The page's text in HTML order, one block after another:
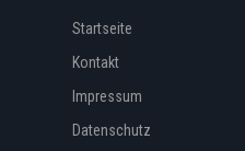
Startseite
Kontakt
Impressum
Datenschutz